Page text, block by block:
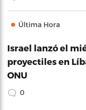
Última Hora
Israel lanzó el
proyectiles en
ONU
0